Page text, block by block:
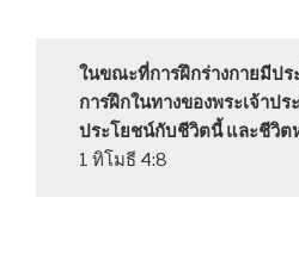
ในขณะที่การฝึกร่างกายมีปร
การฝึกในทางของพระเจ้าป
ประโยชน์กับชีวิตนี้ และชีวิต
1 ทิโมธี 4:8